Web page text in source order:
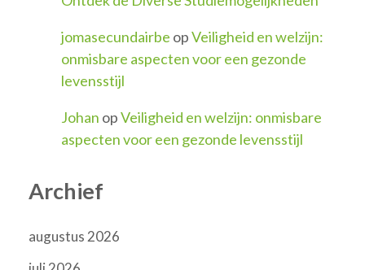
jomasecundairbe opVeiligheid en welzijn:
onmisbare aspecten voor een gezonde
levensstijl
Johan opVeiligheid en welzijn: onmisbare
aspecten voor een gezonde levensstijl
Archief
augustus 2026